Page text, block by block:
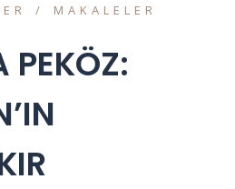
MAKALELER
PEKÖZ: